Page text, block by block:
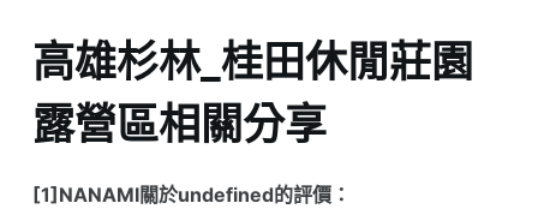
高雄杉林_桂田休閒莊園
露營區相關分享
[1]NANAMI關於undefined的評價：